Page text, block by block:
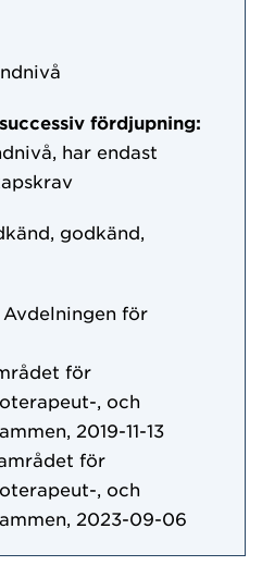
fördjupning:
har endast
godkänd,
Avdelningen för
för
, och
2019-11-13
för
, och
2023-09-06